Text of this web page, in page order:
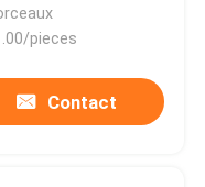
pieces
Contact